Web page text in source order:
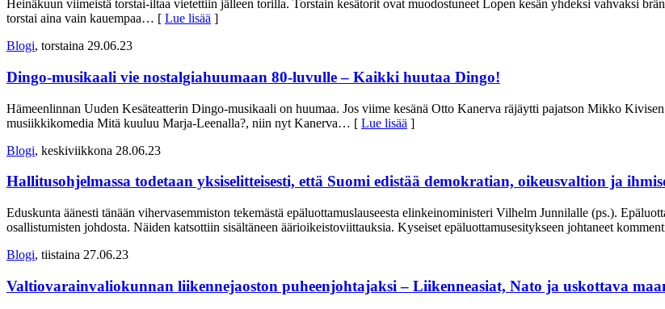
Heinäkuun viimeistä torstai-iltaa vietettiin jälleen torilla. Torstain kesätorit ovat muodostuneet Lopen kesän yhdeksi vahvaksi
torstai aina vain kauempaa… [ Lue lisää ]
Blogi, torstaina 29.06.23
Dingo-musikaali vie nostalgiahuumaan 80-luvulle – Kaikki huutaa Dingo!
Hämeenlinnan Uuden Kesäteatterin Dingo-musikaali on huumaa. Jos viime kesänä Otto Kanerva räjäytti pajatson Mikko
musiikkikomedia Mitä kuuluu Marja-Leenalla?, niin nyt Kanerva… [ Lue lisää ]
Blogi, keskiviikkona 28.06.23
Hallitusohjelmassa todetaan yksiselitteisesti, että Suomi edistää demokratian, oikeusvaltion ja
Eduskunta äänesti tänään vihervasemmiston tekemästä epäluottamuslauseesta elinkeinoministeri Vilhelm Junnilalle (ps.).
osallistumisten johdosta. Näiden katsottiin sisältäneen äärioikeistoviittauksia. Kyseiset epäluottamusesitykseen johtaneet
Blogi, tiistaina 27.06.23
Valtiovarainvaliokunnan liikennejaoston puheenjohtajaksi – Liikenneasiat, Nato ja uskottava